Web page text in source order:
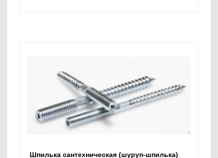
Шпилька сантехническая (шуруп-шпилька)